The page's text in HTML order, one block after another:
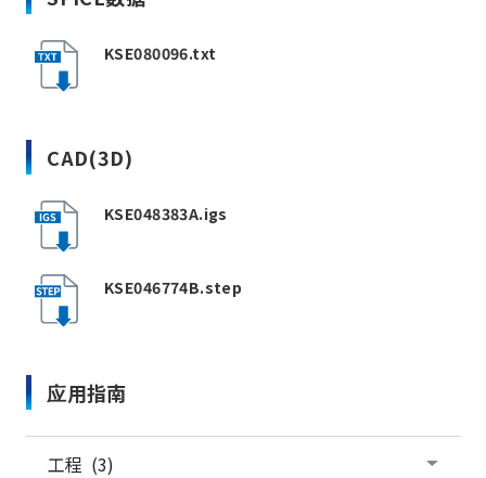
KSE080096.txt
CAD(3D)
KSE048383A.igs
KSE046774B.step
应用指南
工程 (3)